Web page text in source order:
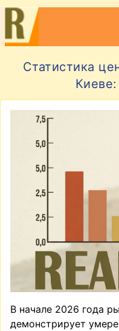
Статистика
Киеве:
В начале 2026 года
демонстрирует